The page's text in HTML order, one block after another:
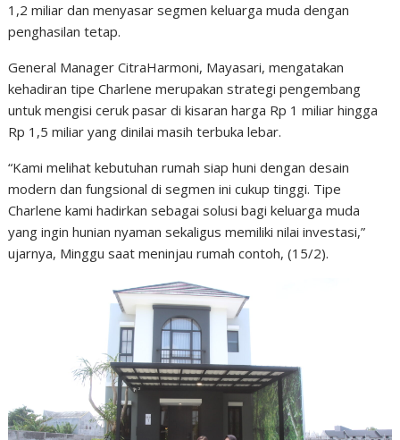
1,2 miliar dan menyasar segmen keluarga muda dengan
penghasilan tetap.
General Manager CitraHarmoni, Mayasari, mengatakan
kehadiran tipe Charlene merupakan strategi pengembang
untuk mengisi ceruk pasar di kisaran harga Rp 1 miliar hingga
Rp 1,5 miliar yang dinilai masih terbuka lebar.
“Kami melihat kebutuhan rumah siap huni dengan desain
modern dan fungsional di segmen ini cukup tinggi. Tipe
Charlene kami hadirkan sebagai solusi bagi keluarga muda
yang ingin hunian nyaman sekaligus memiliki nilai investasi,”
ujarnya, Minggu saat meninjau rumah contoh, (15/2).